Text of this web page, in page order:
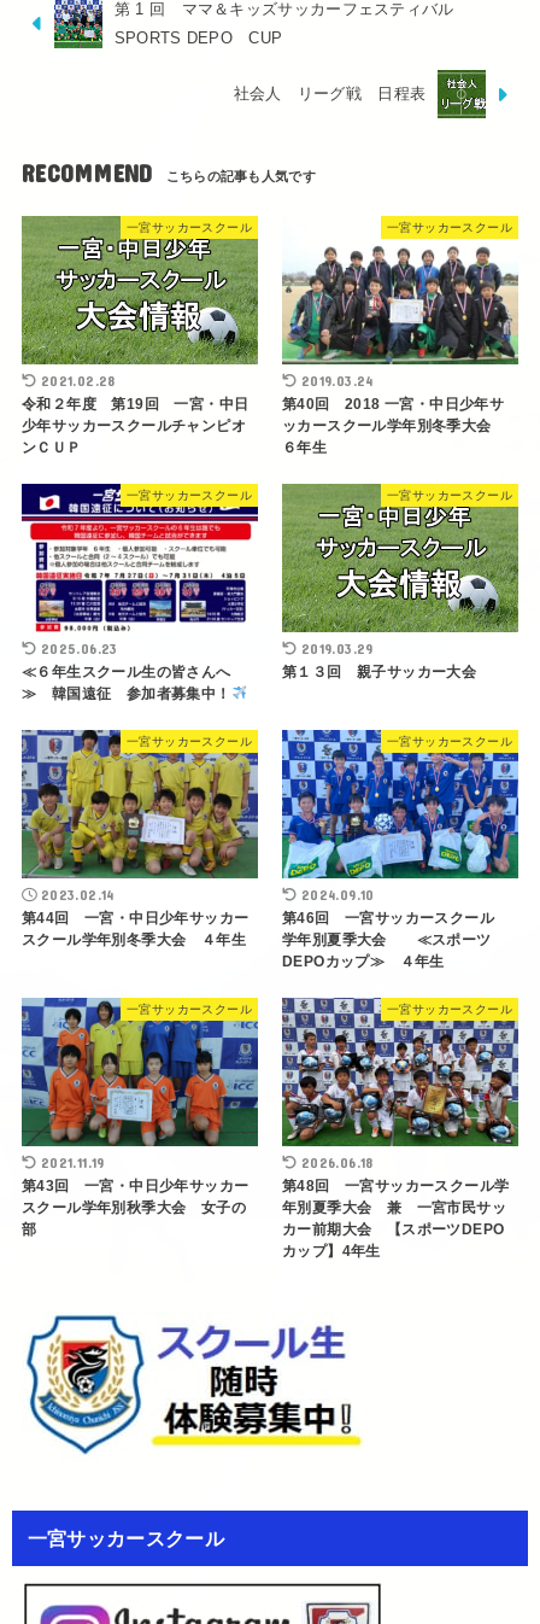
第 1 回 ママ＆キッズサッカーフェスティバル
SPORTS DEPO CUP
社会人 リーグ戦 日程表
RECOMMEND
一宮サッカースクール
2021.02.28
令和２年度 第19回 一宮・中日
少年サッカースクールチャンピオ
ンＣＵＰ
一宮サッカースクール
2019.03.24
第40回 2018 一宮・中日少年サ
ッカースクール学年別冬季大会
６年生
一宮サッカースクール
2025.06.23
≪６年生スクール生の皆さんへ
≫ 韓国遠征 参加者募集中！
一宮サッカースクール
2019.03.29
第１３回 親子サッカー大会
一宮サッカースクール
2023.02.14
第44回 一宮・中日少年サッカー
スクール学年別冬季大会 ４年生
一宮サッカースクール
2024.09.10
第46回 一宮サッカースクール
学年別夏季大会 ≪スポーツ
DEPOカップ≫ ４年生
一宮サッカースクール
2021.11.19
第43回 一宮・中日少年サッカー
スクール学年別秋季大会 女子の
部
一宮サッカースクール
2026.06.18
第48回 一宮サッカースクール学
年別夏季大会 兼 一宮市民サッ
カー前期大会 【スポーツDEPO
カップ】4年生
一宮サッカースクール